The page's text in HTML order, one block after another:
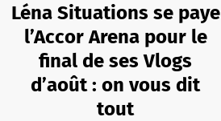
Léna Situations se paye
l’Accor Arena pour le
final de ses Vlogs
d’août : on vous dit
tout